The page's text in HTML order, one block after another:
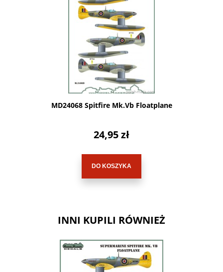
MD24068 Spitfire Mk.Vb Floatplane
24,95 zł
DO KOSZYKA
INNI KUPILI RÓWNIEŻ